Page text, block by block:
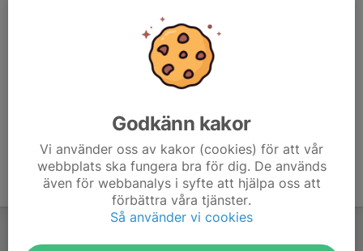
Godkänn kakor
Vi använder oss av kakor (cookies) för att vår
webbplats ska fungera bra för dig. De används
även för webbanalys i syfte att hjälpa oss att
förbättra våra tjänster.
Så använder vi cookies